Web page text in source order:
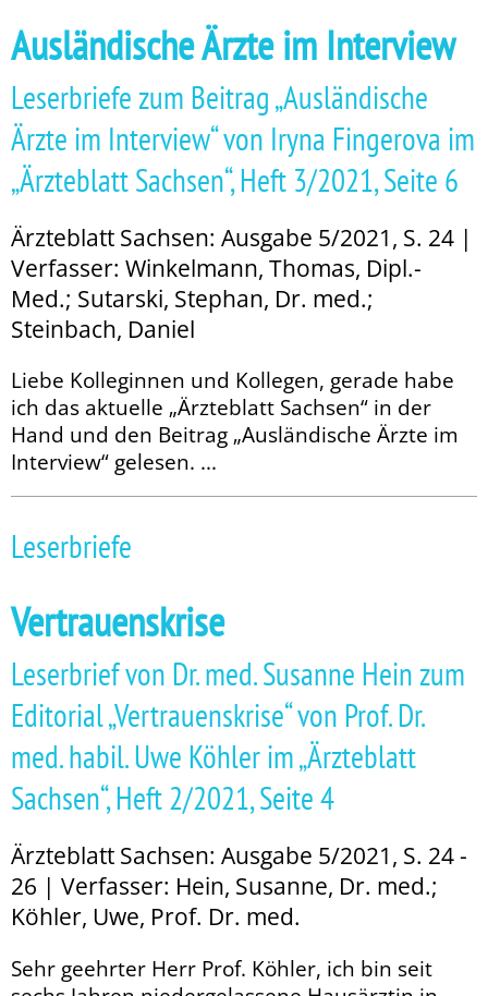
Ausländische Ärzte im Interview
Leserbriefe zum Beitrag „Ausländische
Ärzte im Interview“ von Iryna Fingerova im
„Ärzteblatt Sachsen“, Heft 3/2021, Seite 6
Ärzteblatt Sachsen: Ausgabe 5/2021, S. 24 |
Verfasser: Winkelmann, Thomas, Dipl.-
Med.; Sutarski, Stephan, Dr. med.;
Steinbach, Daniel
Liebe Kolleginnen und Kollegen, gerade habe
ich das aktuelle „Ärzteblatt Sachsen“ in der
Hand und den Beitrag „Ausländische Ärzte im
Interview“ gelesen. ...
Leserbriefe
Vertrauenskrise
Leserbrief von Dr. med. Susanne Hein zum
Editorial „Vertrauenskrise“ von Prof. Dr.
med. habil. Uwe Köhler im „Ärzteblatt
Sachsen“, Heft 2/2021, Seite 4
Ärzteblatt Sachsen: Ausgabe 5/2021, S. 24 -
26 | Verfasser: Hein, Susanne, Dr. med.;
Köhler, Uwe, Prof. Dr. med.
Sehr geehrter Herr Prof. Köhler, ich bin seit